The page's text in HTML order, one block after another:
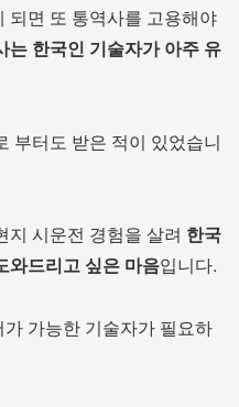
되면 또 통역사를 고용해야
는 한국인 기술자가 아주 유
부터도 받은 적이 있었습니
지 시운전 경험을 살려 한국
와드리고 싶은 마음입니다.
가능한 기술자가 필요하